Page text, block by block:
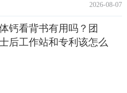
2026-08-07
钙看背书有用吗？团
后工作站和专利该怎么